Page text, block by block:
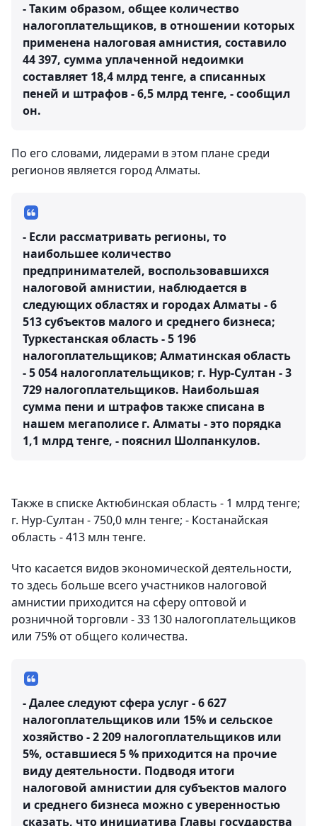
- Таким образом, общее количество
налогоплательщиков, в отношении которых
применена налоговая амнистия, составило
44 397, сумма уплаченной недоимки
составляет 18,4 млрд тенге, а списанных
пеней и штрафов - 6,5 млрд тенге, - сообщил
он.
По его словами, лидерами в этом плане среди
регионов является город Алматы.
- Если рассматривать регионы, то
наибольшее количество
предпринимателей, воспользовавшихся
налоговой амнистии, наблюдается в
следующих областях и городах Алматы - 6
513 субъектов малого и среднего бизнеса;
Туркестанская область - 5 196
налогоплательщиков; Алматинская область
- 5 054 налогоплательщиков; г. Нур-Султан - 3
729 налогоплательщиков. Наибольшая
сумма пени и штрафов также списана в
нашем мегаполисе г. Алматы - это порядка
1,1 млрд тенге, - пояснил Шолпанкулов.
Также в списке Актюбинская область - 1 млрд тенге;
г. Нур-Султан - 750,0 млн тенге; - Костанайская
область - 413 млн тенге.
Что касается видов экономической деятельности,
то здесь больше всего участников налоговой
амнистии приходится на сферу оптовой и
розничной торговли - 33 130 налогоплательщиков
или 75% от общего количества.
- Далее следуют сфера услуг - 6 627
налогоплательщиков или 15% и сельское
хозяйство - 2 209 налогоплательщиков или
5%, оставшиеся 5 % приходится на прочие
виду деятельности. Подводя итоги
налоговой амнистии для субъектов малого
и среднего бизнеса можно с уверенностью
сказать, что инициатива Главы государства